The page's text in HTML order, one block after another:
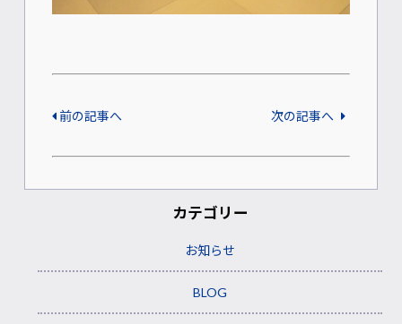
前の記事へ 次の記事へ
カテゴリー
お知らせ
BLOG